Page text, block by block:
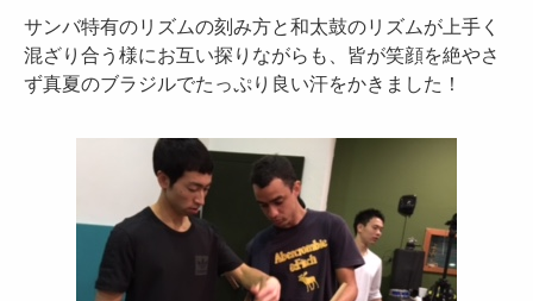
サンバ特有のリズムの刻み方と和太鼓のリズムが上手く
混ざり合う様にお互い探りながらも、皆が笑顔を絶やさ
ず真夏のブラジルでたっぷり良い汗をかきました！